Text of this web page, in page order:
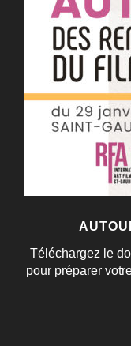
Téléchargez le
pour préparer